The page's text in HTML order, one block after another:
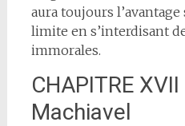
aura toujours
limite en s’interdisant
immorales.
CHAPITRE
Machiavel